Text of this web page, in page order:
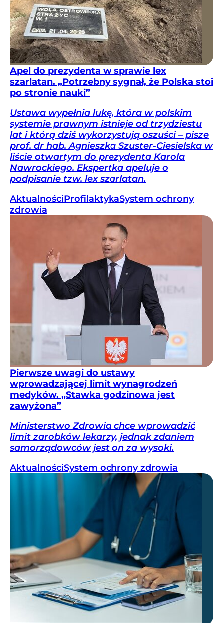
Apel do prezydenta w sprawie lex
szarlatan. „Potrzebny sygnał, że Polska stoi
po stronie nauki”
Ustawa wypełnia lukę, która w polskim
systemie prawnym istnieje od trzydziestu
lat i którą dziś wykorzystują oszuści – pisze
prof. dr hab. Agnieszka Szuster-Ciesielska w
liście otwartym do prezydenta Karola
Nawrockiego. Ekspertka apeluje o
podpisanie tzw. lex szarlatan.
AktualnościProfilaktykaSystem ochrony
zdrowia
Pierwsze uwagi do ustawy
wprowadzającej limit wynagrodzeń
medyków. „Stawka godzinowa jest
zawyżona”
Ministerstwo Zdrowia chce wprowadzić
limit zarobków lekarzy, jednak zdaniem
samorządowców jest on za wysoki.
AktualnościSystem ochrony zdrowia